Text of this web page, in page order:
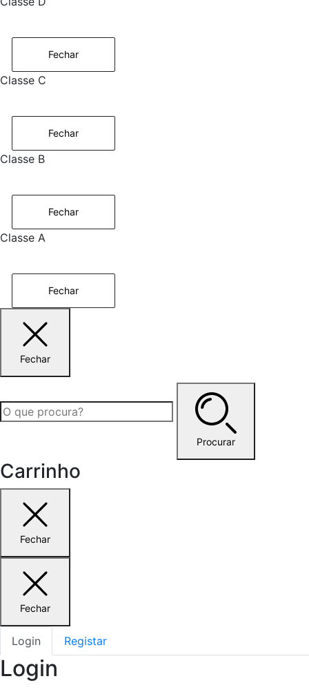
Fechar
Classe C
Fechar
Classe B
Fechar
Classe A
Fechar
Fechar
Procurar
Carrinho
Fechar
Fechar
Login Registar
Login